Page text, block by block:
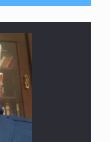
ندوة حول نظام
**الحصن الحصين